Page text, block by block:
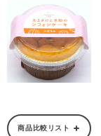
商品比較リスト